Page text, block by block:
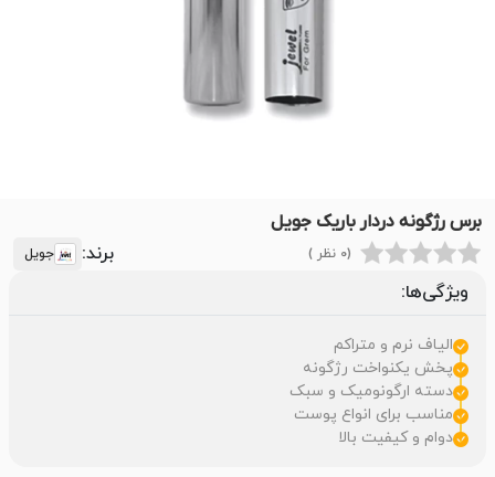
برس رژگونه دردار باریک جویل
(0 نظر ) برند: جویل
ویژگی‌ها:
الیاف نرم و متراکم
پخش یکنواخت رژگونه
دسته ارگونومیک و سبک
مناسب برای انواع پوست
دوام و کیفیت بالا